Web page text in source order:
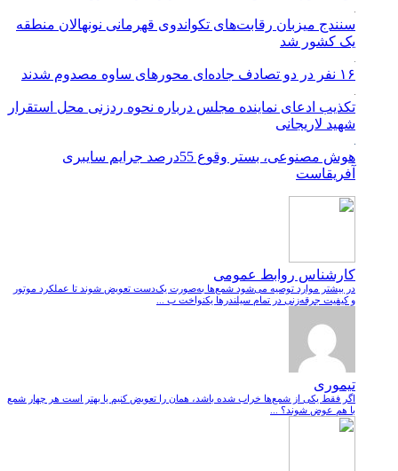
سنندج میزبان رقابت‌های تکواندوی قهرمانی نونهالان منطقه
یک کشور شد
۱۶ نفر در دو تصادف جاده‌ای محورهای ساوه مصدوم شدند
تکذیب ادعای نماینده مجلس درباره نحوه ردزنی محل استقرار
شهید لاریجانی
هوش مصنوعی، بستر وقوع 55درصد جرایم سایبری
آفریقاست
کارشناس روابط عمومی
در بیشتر موارد توصیه می‌شود شمع‌ها به‌صورت یک‌دست تعویض شوند تا عملکرد موتور
و کیفیت جرقه‌زنی در تمام سیلندرها یکنواخت ب ...
تیموری
اگر فقط یکی از شمع‌ها خراب شده باشد، همان را تعویض کنیم یا بهتر است هر چهار شمع
با هم عوض شوند؟ ...